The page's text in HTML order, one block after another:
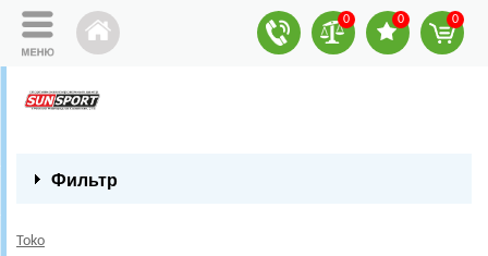
0 0 0
Фильтр
Toko